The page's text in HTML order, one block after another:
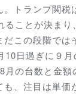
トランプ関税
ることが決まり
だこの段階では
10日過ぎに９
月の台数と金
も、注目は単価